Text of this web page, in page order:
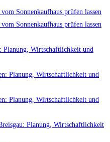
Sonnenkaufhaus prüfen lassen
Sonnenkaufhaus prüfen lassen
Wirtschaftlichkeit und
Planung, Wirtschaftlichkeit und
Planung, Wirtschaftlichkeit und
Planung, Wirtschaftlichkeit